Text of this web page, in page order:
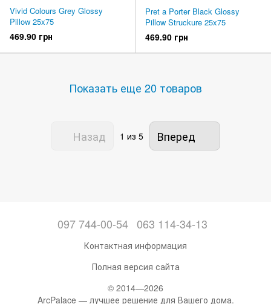
Vivid Colours Grey Glossy
Pillow 25x75
469.90 грн
Pret a Porter Black Glossy
Pillow Struckure 25x75
469.90 грн
Показать еще 20 товаров
Назад 1 из 5 Вперед
097 744-00-54 063 114-34-13
Контактная информация
Полная версия сайта
© 2014—2026
ArcPalace — лучшее решение для Вашего дома.